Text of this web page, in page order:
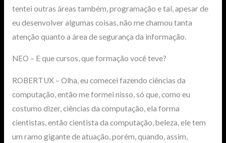
tentei outras áreas também, programação e tal, apesar de
eu desenvolver algumas coisas, não me chamou tanta
atenção quanto a área de segurança da informação.
NEO – E que cursos, que formação você teve?
ROBERTUX – Olha, eu comecei fazendo ciências da
computação, então me formei nisso, só que, como eu
costumo dizer, ciências da computação, ela forma
cientistas, então cientista da computação, beleza, ele tem
um ramo gigante de atuação, porém, quando, assim,